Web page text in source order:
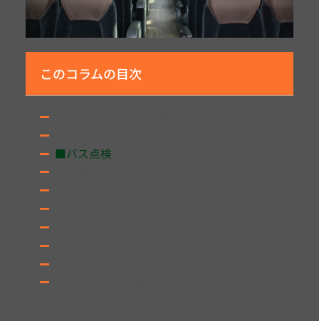
このコラムの目次
■バス点検